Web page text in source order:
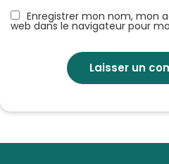
Enregistrer mon nom, mon
web dans le navigateur pour